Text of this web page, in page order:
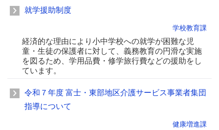
就学援助制度
学校教育課
経済的な理由により小中学校への就学が困難な児
童・生徒の保護者に対して、義務教育の円滑な実施
を図るため、学用品費・修学旅行費などの援助をし
ています。
令和７年度 富士・東部地区介護サービス事業者集団
指導について
健康増進課